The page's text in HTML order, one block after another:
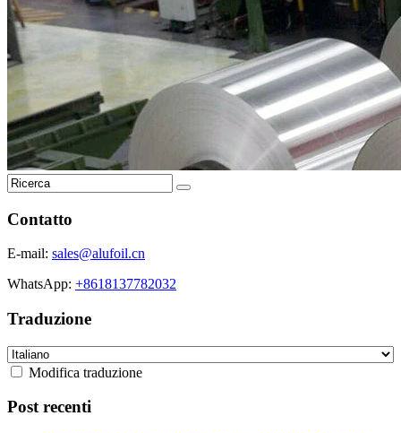
Contatto
E-mail: sales@alufoil.cn
WhatsApp: +8618137782032
Traduzione
Modifica traduzione
Post recenti